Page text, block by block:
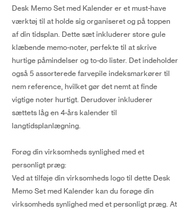
Desk Memo Set med Kalender er et must-have
værktøj til at holde sig organiseret og på toppen
af din tidsplan. Dette sæt inkluderer store gule
klæbende memo-noter, perfekte til at skrive
hurtige påmindelser og to-do lister. Det indeholder
også 5 assorterede farvepile indeksmarkører til
nem reference, hvilket gør det nemt at finde
vigtige noter hurtigt. Derudover inkluderer
sættets låg en 4-års kalender til
langtidsplanlægning.
Forøg din virksomheds synlighed med et
personligt præg:
Ved at tilføje din virksomheds logo til dette Desk
Memo Set med Kalender kan du forøge din
virksomheds synlighed med et personligt præg. At